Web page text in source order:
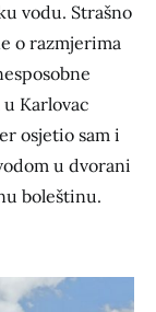
vodu. Strašno
o razmjerima
Karlovac
osjetio sam i
u dvorani
boleštinu.